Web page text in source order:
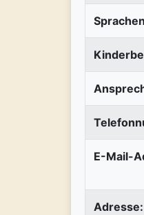
E-Mail-
Adresse: